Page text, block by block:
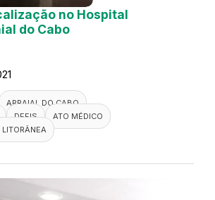
no Hospital
do Cabo
ARRAIAL DO CABO
DEFIS
ATO MÉDICO